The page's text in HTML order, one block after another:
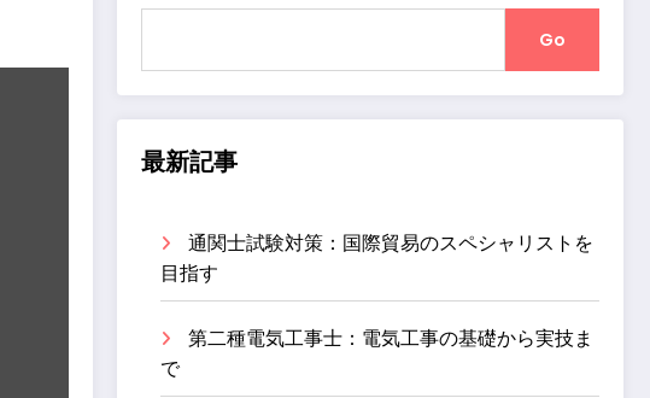
Go
最新記事
通関士試験対策：国際貿易のスペシャリストを
目指す
第二種電気工事士：電気工事の基礎から実技ま
で